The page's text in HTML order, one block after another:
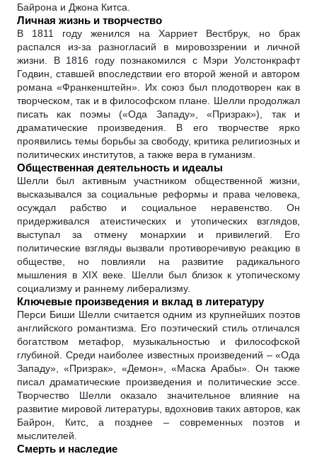
Байрона и Джона Китса.
Личная жизнь и творчество
В 1811 году женился на Харриет Вестбрук, но брак
распался из-за разногласий в мировоззрении и личной
жизни. В 1816 году познакомился с Мэри Уолстонкрафт
Годвин, ставшей впоследствии его второй женой и автором
романа «Франкенштейн». Их союз был плодотворен как в
творческом, так и в философском плане. Шелли продолжал
писать как поэмы («Ода Западу», «Призрак»), так и
драматические произведения. В его творчестве ярко
проявились темы борьбы за свободу, критика религиозных и
политических институтов, а также вера в гуманизм.
Общественная деятельность и идеалы
Шелли был активным участником общественной жизни,
высказывался за социальные реформы и права человека,
осуждал рабство и социальное неравенство. Он
придерживался атеистических и утопических взглядов,
выступал за отмену монархии и привилегий. Его
политические взгляды вызвали противоречивую реакцию в
обществе, но повлияли на развитие радикального
мышления в XIX веке. Шелли был близок к утопическому
социализму и раннему либерализму.
Ключевые произведения и вклад в литературу
Перси Биши Шелли считается одним из крупнейших поэтов
английского романтизма. Его поэтический стиль отличался
богатством метафор, музыкальностью и философской
глубиной. Среди наиболее известных произведений – «Ода
Западу», «Призрак», «Демон», «Маска Арабы». Он также
писал драматические произведения и политические эссе.
Творчество Шелли оказало значительное влияние на
развитие мировой литературы, вдохновив таких авторов, как
Байрон, Китс, а позднее – современных поэтов и
мыслителей.
Смерть и наследие